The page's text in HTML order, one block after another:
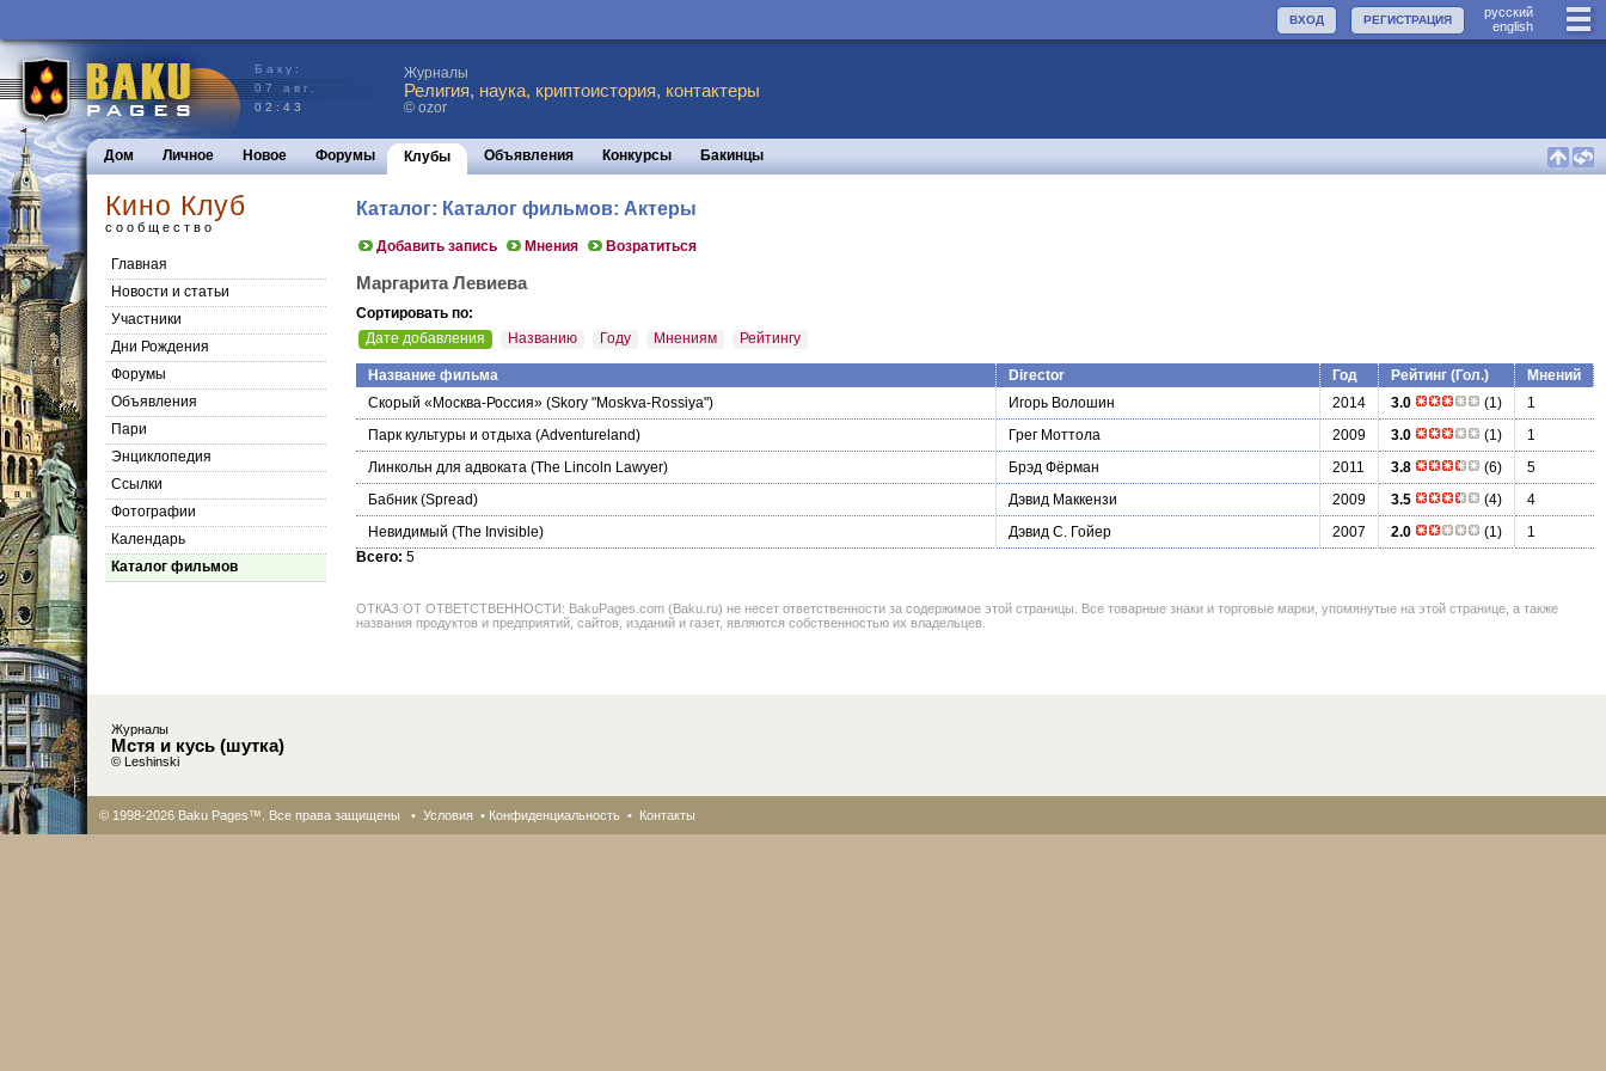
руccкий
english
РЕГИСТРАЦИЯ
ВХОД
Баку:
07 авг.
02:43
Журналы
Религия, наука, криптоистория, контактеры
© ozor
Дом Личное Новое Форумы Клубы Объявления Конкурсы Бакинцы
Кино Клуб
сообщество
Главная
Новости и статьи
Участники
Дни Рождения
Форумы
Объявления
Пари
Энциклопедия
Cсылки
Фотографии
Календарь
Каталог фильмов
Каталог: Каталог фильмов: Актеры
Добавить запись Мнения Возратиться
Маргарита Левиева
Сортировать по:
Дате добавления
Названию Году Мнениям Рейтингу
Название фильма Director Год Рейтинг (Гол.)
Мнений
Скорый «Москва-Россия» (Skory "Moskva-Rossiya") Игорь Волошин 2014 3.0 (1)
1
Парк культуры и отдыха (Adventureland) Грег Моттола 2009 3.0 (1)
1
Линкольн для адвоката (The Lincoln Lawyer) Брэд Фёрман 2011 3.8 (6)
5
Бабник (Spread) Дэвид Маккензи 2009 3.5 (4)
4
Невидимый (The Invisible) Дэвид С. Гойер 2007 2.0 (1)
1
Всего: 5
ОТКАЗ ОТ ОТВЕТСТВЕННОСТИ: BakuPages.com (Baku.ru) не несет ответственности за содержимое этой страницы. Все товарные знаки и торговые марки, упомянутые на этой странице, а также
названия продуктов и предприятий, сайтов, изданий и газет, являются собственностью их владельцев.
Журналы
Мстя и кусь (шутка)
© Leshinski
© 1998-2026 Baku Pages™. Все права защищены • Условия • Конфиденциальность • Контакты